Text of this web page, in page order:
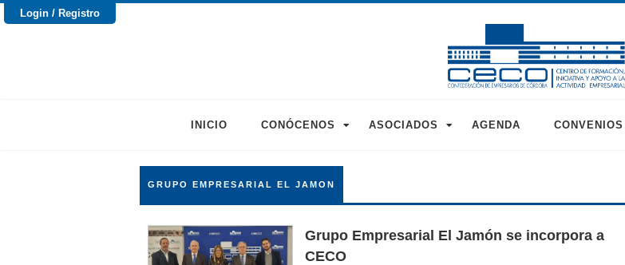
Login / Registro
INICIO CONÓCENOS ASOCIADOS AGENDA CONVENIOS
GRUPO EMPRESARIAL EL JAMON
Grupo Empresarial El Jamón se incorpora a
CECO